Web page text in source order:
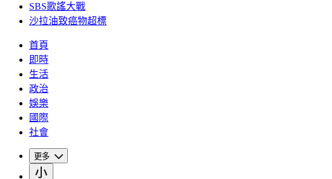
SBS歌謠大戰
沙拉油致癌物超標
首頁
即時
生活
政治
娛樂
國際
社會
更多